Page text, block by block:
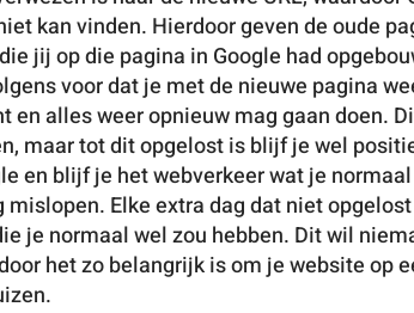
kan vinden. Hierdoor geven de oude
jij op die pagina in Google had
voor dat je met de nieuwe pagina
en alles weer opnieuw mag gaan doen.
maar tot dit opgelost is blijf je wel
en blijf je het webverkeer wat je
mislopen. Elke extra dag dat niet
je normaal wel zou hebben. Dit wil
het zo belangrijk is om je website op